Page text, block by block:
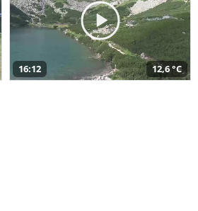
16:12 12,6 °C